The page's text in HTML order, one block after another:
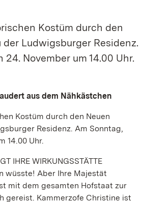
Kostüm durch den
der Ludwigsburger Residenz.
24. November um 14.00 Uhr.
aus dem Nähkästchen
Kostüm durch den Neuen
Residenz. Am Sonntag,
14.00 Uhr.
IHRE WIRKUNGSSTÄTTE
wüsste! Aber Ihre Majestät
mit dem gesamten Hofstaat zur
gereist. Kammerzofe Christine ist